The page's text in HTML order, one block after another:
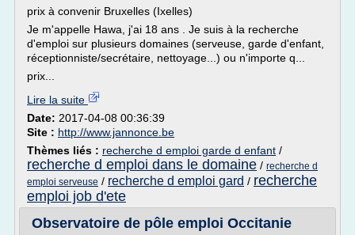
prix à convenir Bruxelles (Ixelles)
Je m'appelle Hawa, j'ai 18 ans . Je suis à la recherche
d'emploi sur plusieurs domaines (serveuse, garde d'enfant,
réceptionniste/secrétaire, nettoyage...) ou n'importe q...
prix...
Lire la suite
Date: 2017-04-08 00:36:39
Site : http://www.jannonce.be
Thèmes liés : recherche d emploi garde d enfant /
recherche d emploi dans le domaine / recherche d
emploi serveuse / recherche d emploi gard / recherche
emploi job d'ete
Observatoire de pôle emploi Occitanie